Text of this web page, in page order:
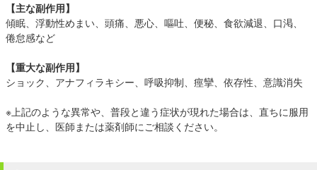
【主な副作用】
傾眠、浮動性めまい、頭痛、悪心、嘔吐、便秘、食欲減退、口渇、
倦怠感など
【重大な副作用】
ショック、アナフィラキシー、呼吸抑制、痙攣、依存性、意識消失
※上記のような異常や、普段と違う症状が現れた場合は、直ちに服用
を中止し、医師または薬剤師にご相談ください。